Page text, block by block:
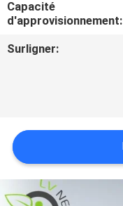
L'USINE
CONTRÔLE
NOUS
CONTACTER
Capacité
d'approvisionnement:
Surligner: